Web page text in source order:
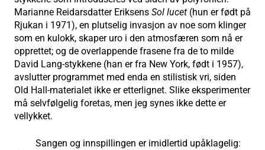
Marianne Reidarsdatter Eriksens Sol lucet (hun er født på
Rjukan i 1971), en plutselig invasjon av noe som klinger
som en kulokk, skaper uro i den atmosfæren som nå er
opprettet; og de overlappende frasene fra de to milde
David Lang-stykkene (han er fra New York, født i 1957),
avslutter programmet med enda en stilistisk vri, siden
Old Hall-materialet ikke er etterlignet. Slike eksperimenter
må selvfølgelig foretas, men jeg synes ikke dette er
vellykket.
Sangen og innspillingen er imidlertid upåklagelig: